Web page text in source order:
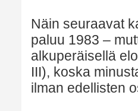
Näin seuraavat
paluu 1983 –
alkuperäisellä
III), koska
ilman edellisten